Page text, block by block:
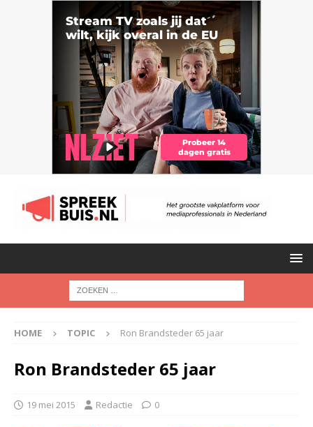
HOME TOPIC Ron Brandsteder 65 jaar
Ron Brandsteder 65 jaar
19 mei 2015 Redactie 0